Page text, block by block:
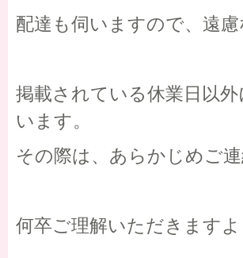
配達も伺いますので、遠
掲載されている休業日以
います。
その際は、あらかじめご
何卒ご理解いただきます